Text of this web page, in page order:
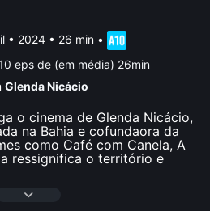
• 2024 • 26 min •
eps de (em média) 26min
Glenda Nicácio
o cinema de Glenda Nicácio,
na Bahia e cofundaora da
como Café com Canela, A
ressignifica o território e